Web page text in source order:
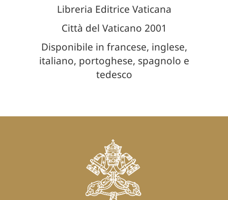
Libreria Editrice Vaticana
Città del Vaticano 2001
Disponibile in francese, inglese,
italiano, portoghese, spagnolo e
tedesco